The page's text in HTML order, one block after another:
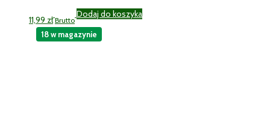
11,99 zł Brutto
Dodaj do koszyka
18 w magazynie